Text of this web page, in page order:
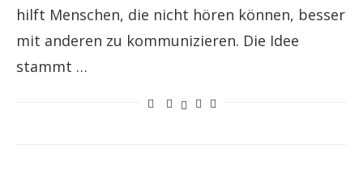
hilft Menschen, die nicht hören können, besser
mit anderen zu kommunizieren. Die Idee
stammt …